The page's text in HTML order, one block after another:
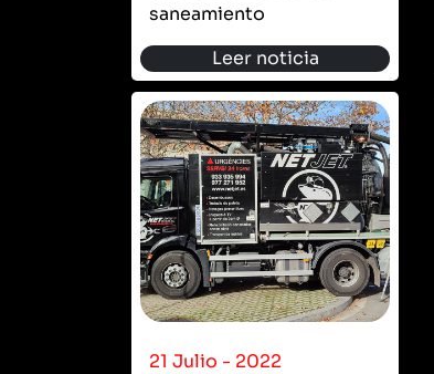
saneamiento
Leer noticia
21 Julio - 2022